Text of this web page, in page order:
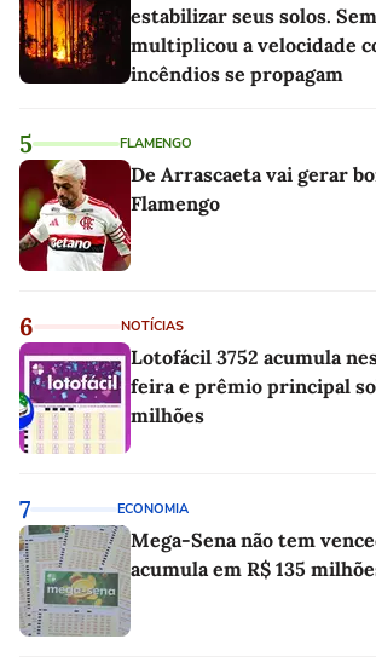
estabilizar seus solos.
multiplicou a velocidade
incêndios se propagam
5 FLAMENGO
De Arrascaeta vai gerar
Flamengo
6 NOTÍCIAS
Lotofácil 3752 acumula
feira e prêmio principal
milhões
7 ECONOMIA
Mega-Sena não tem
acumula em R$ 135